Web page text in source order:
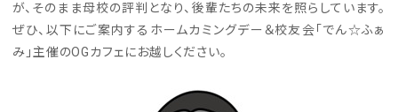
が、そのまま母校の評判となり、後輩たちの未来を照らしています。
ぜひ、以下にご案内するホームカミングデー＆校友会「でん☆ふぁ
み」主催のOGカフェにお越しください。